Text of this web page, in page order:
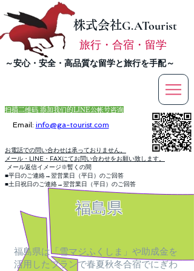
株式会社G.ATourist
旅行・合宿・留学
​～安心・安全・高品質な留学と旅行を手配～
Email: info@ga-tourist.com
扫描二维码 添加我们的LINE公帐号咨询
お電話での問い合わせは承っておりません。
メール・LINE・FAXにてお問い合わせをお願い致します。
メール返信イメージ※暫くの間
■平日のご連絡→翌営業日（平日）のご回答
■土日祝日のご連絡→翌営業日（平日）のご回答
福島県
福島県は「雪マジふくしま」や助成金を
活用したプランで春夏秋冬合宿でにぎわ